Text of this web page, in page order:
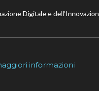
Digitale e
informazioni